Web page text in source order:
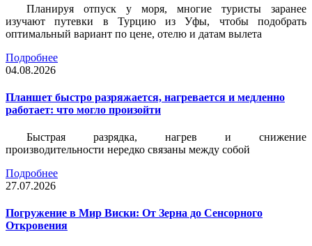
Планируя отпуск у моря, многие туристы заранее
изучают путевки в Турцию из Уфы, чтобы подобрать
оптимальный вариант по цене, отелю и датам вылета
Подробнее
04.08.2026
Планшет быстро разряжается, нагревается и медленно
работает: что могло произойти
Быстрая разрядка, нагрев и снижение
производительности нередко связаны между собой
Подробнее
27.07.2026
Погружение в Мир Виски: От Зерна до Сенсорного
Откровения